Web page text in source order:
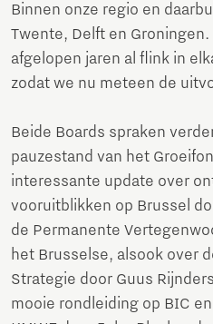
Binnen onze regio en
Twente, Delft en
afgelopen jaren al flink in
zodat we nu meteen de
Beide Boards spraken
pauzestand van het
interessante update over
vooruitblikken op Brussel
de Permanente
het Brusselse, alsook over
Strategie door Guus
mooie rondleiding op BIC